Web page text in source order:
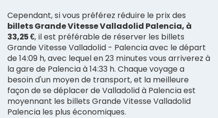
Cependant, si vous préférez réduire le prix des
billets Grande Vitesse Valladolid Palencia, à
33,25 €, il est préférable de réserver les billets
Grande Vitesse Valladolid - Palencia avec le départ
de 14:09 h, avec lequel en 23 minutes vous arriverez à
la gare de Palencia à 14:33 h. Chaque voyage a
besoin d'un moyen de transport, et la meilleure
façon de se déplacer de Valladolid à Palencia est
moyennant les billets Grande Vitesse Valladolid
Palencia les plus économiques.